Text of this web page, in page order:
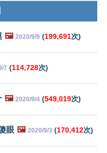
🖼️ 2020/9/9 (199,691次)
7 (114,728次)
🖼️ 2020/9/4 (549,019次)
眼 🖼️ 2020/9/3 (170,412次)